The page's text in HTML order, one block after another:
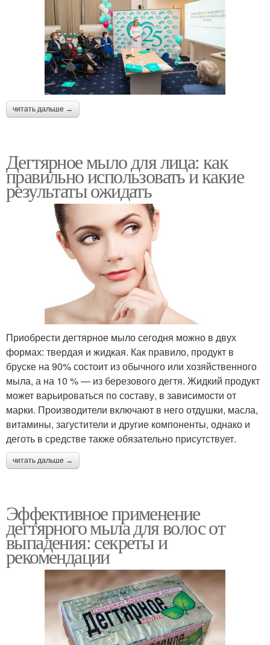
читать дальше →
Дегтярное мыло для лица: как
правильно использовать и какие
результаты ожидать
Приобрести дегтярное мыло сегодня можно в двух
формах: твердая и жидкая. Как правило, продукт в
бруске на 90% состоит из обычного или хозяйственного
мыла, а на 10 % — из березового дегтя. Жидкий продукт
может варьироваться по составу, в зависимости от
марки. Производители включают в него отдушки, масла,
витамины, загустители и другие компоненты, однако и
деготь в средстве также обязательно присутствует.
читать дальше →
Эффективное применение
дегтярного мыла для волос от
выпадения: секреты и
рекомендации